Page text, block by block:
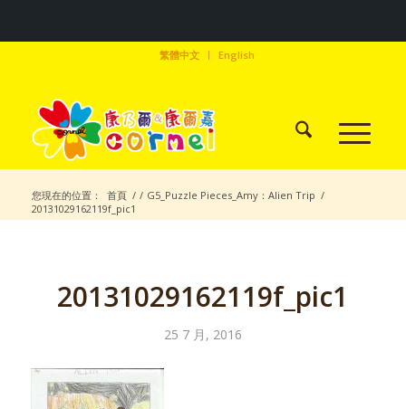
繁體中文 English
您現在的位置： 首頁 / / G5_Puzzle Pieces_Amy：Alien Trip /
20131029162119f_pic1
20131029162119f_pic1
25 7 月, 2016